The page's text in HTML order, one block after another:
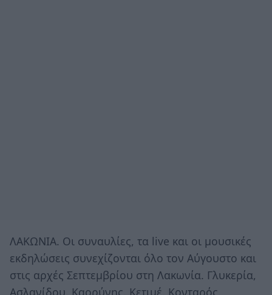
ΛΑΚΩΝΙΑ. Οι συναυλίες, τα live και οι μουσικές
εκδηλώσεις συνεχίζονται όλο τον Αύγουστο και
στις αρχές Σεπτεμβρίου στη Λακωνία. Γλυκερία,
Ασλανίδου, Καορύνης, Κετιμέ, Κονταρός,